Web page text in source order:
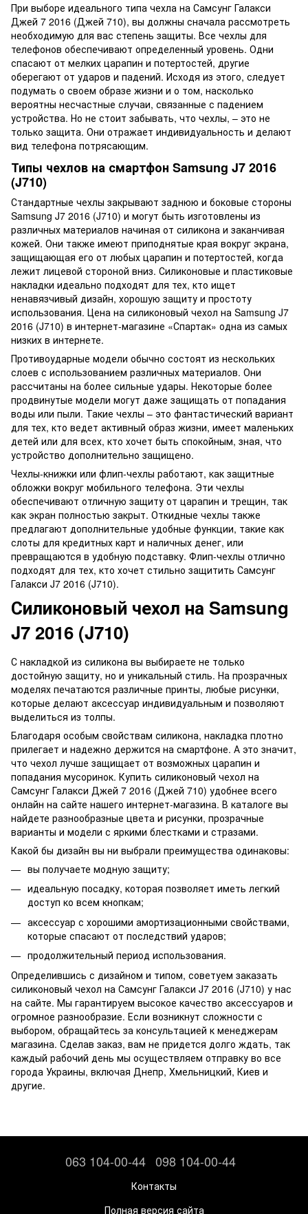
При выборе идеального типа чехла на Самсунг Галакси
Джей 7 2016 (Джей 710), вы должны сначала рассмотреть
необходимую для вас степень защиты. Все чехлы для
телефонов обеспечивают определенный уровень. Одни
спасают от мелких царапин и потертостей, другие
оберегают от ударов и падений. Исходя из этого, следует
подумать о своем образе жизни и о том, насколько
вероятны несчастные случаи, связанные с падением
устройства. Но не стоит забывать, что чехлы, – это не
только защита. Они отражает индивидуальность и делают
вид телефона потрясающим.
Типы чехлов на смартфон Samsung J7 2016
(J710)
Стандартные чехлы закрывают заднюю и боковые стороны
Samsung J7 2016 (J710) и могут быть изготовлены из
различных материалов начиная от силикона и заканчивая
кожей. Они также имеют приподнятые края вокруг экрана,
защищающая его от любых царапин и потертостей, когда
лежит лицевой стороной вниз. Силиконовые и пластиковые
накладки идеально подходят для тех, кто ищет
ненавязчивый дизайн, хорошую защиту и простоту
использования. Цена на силиконовый чехол на Samsung J7
2016 (J710) в интернет-магазине «Спартак» одна из самых
низких в интернете.
Противоударные модели обычно состоят из нескольких
слоев с использованием различных материалов. Они
рассчитаны на более сильные удары. Некоторые более
продвинутые модели могут даже защищать от попадания
воды или пыли. Такие чехлы – это фантастический вариант
для тех, кто ведет активный образ жизни, имеет маленьких
детей или для всех, кто хочет быть спокойным, зная, что
устройство дополнительно защищено.
Чехлы-книжки или флип-чехлы работают, как защитные
обложки вокруг мобильного телефона. Эти чехлы
обеспечивают отличную защиту от царапин и трещин, так
как экран полностью закрыт. Откидные чехлы также
предлагают дополнительные удобные функции, такие как
слоты для кредитных карт и наличных денег, или
превращаются в удобную подставку. Флип-чехлы отлично
подходят для тех, кто хочет стильно защитить Самсунг
Галакси J7 2016 (J710).
Силиконовый чехол на Samsung
J7 2016 (J710)
С накладкой из силикона вы выбираете не только
достойную защиту, но и уникальный стиль. На прозрачных
моделях печатаются различные принты, любые рисунки,
которые делают аксессуар индивидуальным и позволяют
выделиться из толпы.
Благодаря особым свойствам силикона, накладка плотно
прилегает и надежно держится на смартфоне. А это значит,
что чехол лучше защищает от возможных царапин и
попадания мусоринок. Купить силиконовый чехол на
Самсунг Галакси Джей 7 2016 (Джей 710) удобнее всего
онлайн на сайте нашего интернет-магазина. В каталоге вы
найдете разнообразные цвета и рисунки, прозрачные
варианты и модели с яркими блестками и стразами.
Какой бы дизайн вы ни выбрали преимущества одинаковы:
вы получаете модную защиту;
идеальную посадку, которая позволяет иметь легкий
доступ ко всем кнопкам;
аксессуар с хорошими амортизационными свойствами,
которые спасают от последствий ударов;
продолжительный период использования.
Определившись с дизайном и типом, советуем заказать
силиконовый чехол на Самсунг Галакси J7 2016 (J710) у нас
на сайте. Мы гарантируем высокое качество аксессуаров и
огромное разнообразие. Если возникнут сложности с
выбором, обращайтесь за консультацией к менеджерам
магазина. Сделав заказ, вам не придется долго ждать, так
каждый рабочий день мы осуществляем отправку во все
города Украины, включая Днепр, Хмельницкий, Киев и
другие.
063 104-00-44 098 104-00-44
Контакты
Полная версия сайта